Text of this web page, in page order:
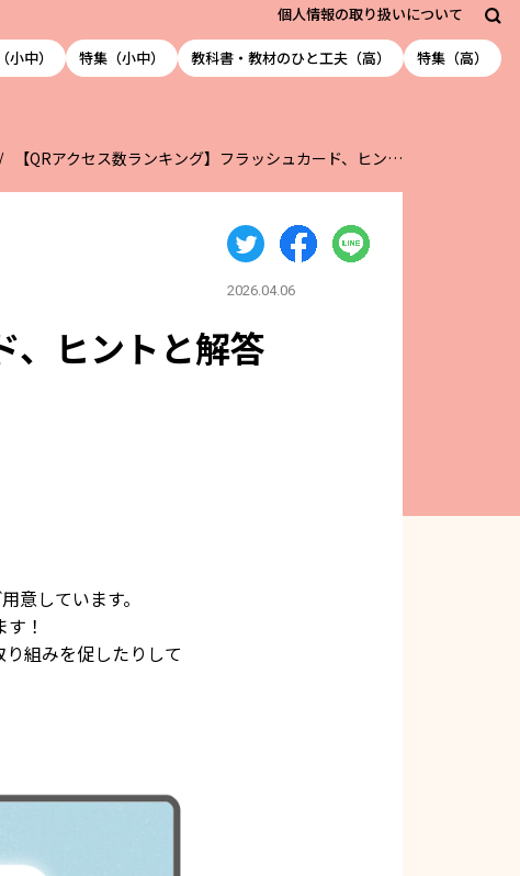
個人情報の取り扱いについて
中） 特集（小中） 教科書・教材のひと工夫（高） 特集（高）
【QRアクセス数ランキング】フラッシュカード、ヒン…
2026.04.06
、ヒントと解答
意しています。
！
組みを促したりして